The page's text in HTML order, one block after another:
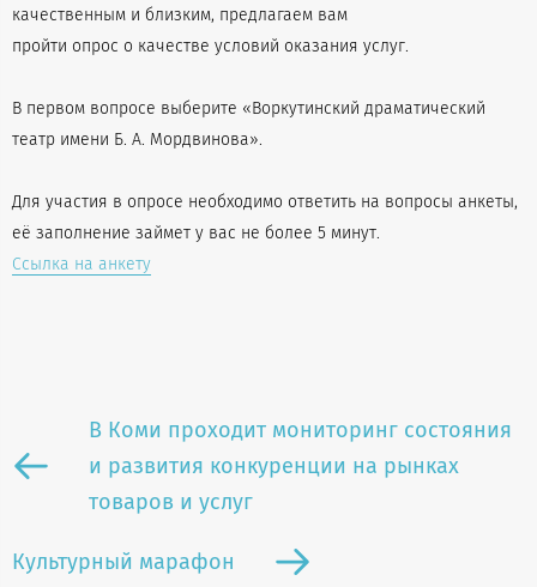
качественным и близким, предлагаем вам
пройти опрос о качестве условий оказания услуг.
В первом вопросе выберите «Воркутинский драматический
театр имени Б. А. Мордвинова».
Для участия в опросе необходимо ответить на вопросы анкеты,
её заполнение займет у вас не более 5 минут.
Ссылка на анкету
В Коми проходит мониторинг состояния
и развития конкуренции на рынках
товаров и услуг
Культурный марафон